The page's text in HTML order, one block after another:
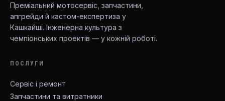
Преміальний мотосервіс, запчастини,
апгрейди й кастом-експертиза у
Кашкайші. Інженерна культура з
чемпіонських проектів — у кожній роботі.
ПОСЛУГИ
Сервіс і ремонт
Запчастини та витратники